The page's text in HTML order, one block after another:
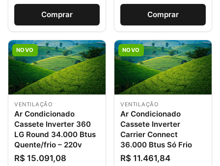
Comprar Comprar
NOVO
VENTILAÇÃO
Ar Condicionado
Cassete Inverter 360
LG Round 34.000 Btus
Quente/frio – 220v
R$ 15.091,08
NOVO
VENTILAÇÃO
Ar Condicionado
Cassete Inverter
Carrier Connect
36.000 Btus Só Frio
R$ 11.461,84